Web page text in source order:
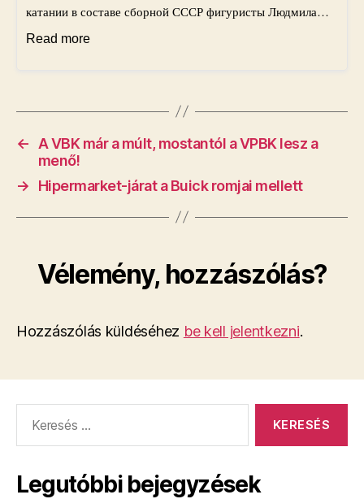
катании в составе сборной СССР фигуристы Людмила…
Read more
←
A VBK már a múlt, mostantól a VPBK lesz a
menő!
→
Hipermarket-járat a Buick romjai mellett
Vélemény, hozzászólás?
Hozzászólás küldéséhez be kell jelentkezni.
Legutóbbi bejegyzések